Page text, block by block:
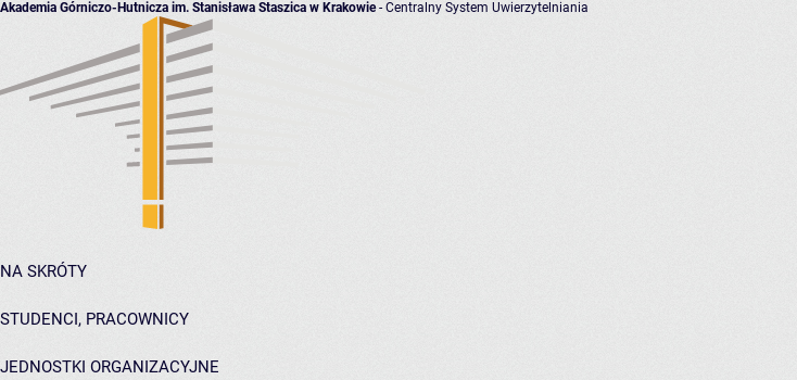
Akademia Górniczo-Hutnicza im. Stanisława Staszica w Krakowie- Centralny System Uwierzytelniania
NA SKRÓTY
STUDENCI, PRACOWNICY
JEDNOSTKI ORGANIZACYJNE